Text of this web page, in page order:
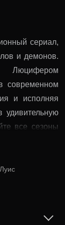
сериал,
и демонов.
современном
и исполняя
удивительную
все сезоны
мир
к эпической
вас в